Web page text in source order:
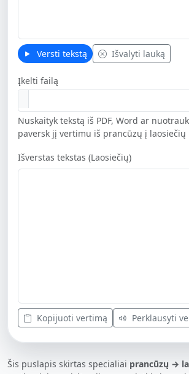
Versti tekstą Išvalyti lauką
Įkelti failą
Nuskaityk tekstą iš PDF, Word ar
paversk jį vertimu iš prancūzų į laosiečių
Išverstas tekstas (Laosiečių)
Kopijuoti vertimą Perklausyti
Šis puslapis skirtas specialiai prancūzų →